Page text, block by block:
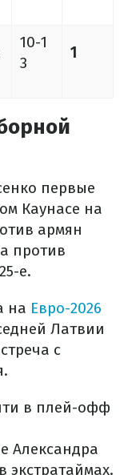
10-1
3
1
первые
Каунасе на
армян
против
е.
на Евро-2026
Латвии
с
в плей-офф
Александра
экстратаймах.